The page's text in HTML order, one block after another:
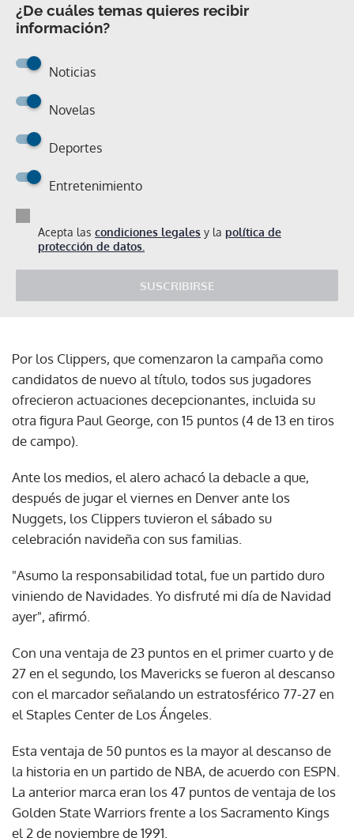
¿De cuáles temas quieres recibir
información?
Noticias
Novelas
Deportes
Entretenimiento
Acepta las condiciones legales y la política de
protección de datos.
SUSCRIBIRSE
Por los Clippers, que comenzaron la campaña como
candidatos de nuevo al título, todos sus jugadores
ofrecieron actuaciones decepcionantes, incluida su
otra figura Paul George, con 15 puntos (4 de 13 en tiros
de campo).
Ante los medios, el alero achacó la debacle a que,
después de jugar el viernes en Denver ante los
Nuggets, los Clippers tuvieron el sábado su
celebración navideña con sus familias.
"Asumo la responsabilidad total, fue un partido duro
viniendo de Navidades. Yo disfruté mi día de Navidad
ayer", afirmó.
Con una ventaja de 23 puntos en el primer cuarto y de
27 en el segundo, los Mavericks se fueron al descanso
con el marcador señalando un estratosférico 77-27 en
el Staples Center de Los Ángeles.
Esta ventaja de 50 puntos es la mayor al descanso de
la historia en un partido de NBA, de acuerdo con ESPN.
La anterior marca eran los 47 puntos de ventaja de los
Golden State Warriors frente a los Sacramento Kings
el 2 de noviembre de 1991.